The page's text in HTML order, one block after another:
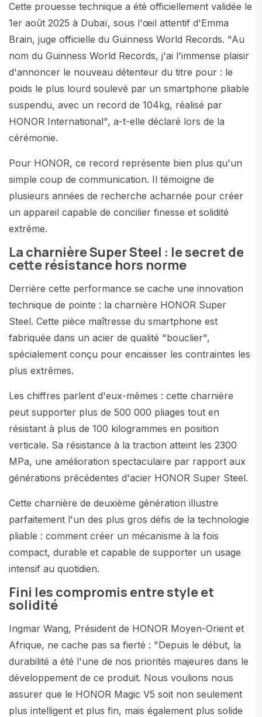
Cette prouesse technique a été officiellement validée le
1er août 2025 à Dubaï, sous l'œil attentif d'Emma
Brain, juge officielle du Guinness World Records. "Au
nom du Guinness World Records, j'ai l'immense plaisir
d'annoncer le nouveau détenteur du titre pour : le
poids le plus lourd soulevé par un smartphone pliable
suspendu, avec un record de 104kg, réalisé par
HONOR International", a-t-elle déclaré lors de la
cérémonie.
Pour HONOR, ce record représente bien plus qu'un
simple coup de communication. Il témoigne de
plusieurs années de recherche acharnée pour créer
un appareil capable de concilier finesse et solidité
extrême.
La charnière Super Steel : le secret de
cette résistance hors norme
Derrière cette performance se cache une innovation
technique de pointe : la charnière HONOR Super
Steel. Cette pièce maîtresse du smartphone est
fabriquée dans un acier de qualité "bouclier",
spécialement conçu pour encaisser les contraintes les
plus extrêmes.
Les chiffres parlent d'eux-mêmes : cette charnière
peut supporter plus de 500 000 pliages tout en
résistant à plus de 100 kilogrammes en position
verticale. Sa résistance à la traction atteint les 2300
MPa, une amélioration spectaculaire par rapport aux
générations précédentes d'acier HONOR Super Steel.
Cette charnière de deuxième génération illustre
parfaitement l'un des plus gros défis de la technologie
pliable : comment créer un mécanisme à la fois
compact, durable et capable de supporter un usage
intensif au quotidien.
Fini les compromis entre style et
solidité
Ingmar Wang, Président de HONOR Moyen-Orient et
Afrique, ne cache pas sa fierté : "Depuis le début, la
durabilité a été l'une de nos priorités majeures dans le
développement de ce produit. Nous voulions nous
assurer que le HONOR Magic V5 soit non seulement
plus intelligent et plus fin, mais également plus solide